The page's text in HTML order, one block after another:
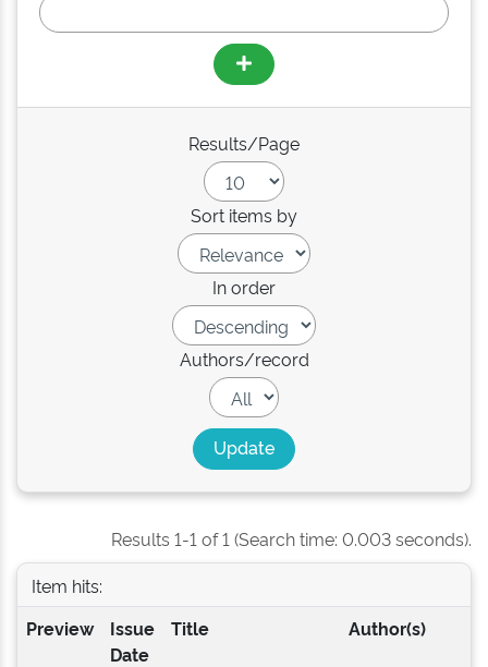
Results/Page
Sort items by
In order
Authors/record
Results 1-1 of 1 (Search time: 0.003 seconds).
Item hits:
Preview
Issue
Date
Title Author(s)